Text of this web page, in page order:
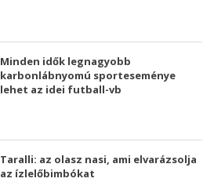
Minden idők legnagyobb
karbonlábnyomú sporteseménye
lehet az idei futball-vb
Taralli: az olasz nasi, ami elvarázsolja
az ízlelőbimbókat